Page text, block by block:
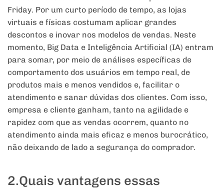
Friday. Por um curto período de tempo, as lojas
virtuais e físicas costumam aplicar grandes
descontos e inovar nos modelos de vendas. Neste
momento, Big Data e Inteligência Artificial (IA) entram
para somar, por meio de análises específicas de
comportamento dos usuários em tempo real, de
produtos mais e menos vendidos e, facilitar o
atendimento e sanar dúvidas dos clientes. Com isso,
empresa e cliente ganham, tanto na agilidade e
rapidez com que as vendas ocorrem, quanto no
atendimento ainda mais eficaz e menos burocrático,
não deixando de lado a segurança do comprador.
2.Quais vantagens essas